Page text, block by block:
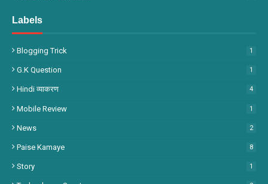
Labels
Blogging Trick 1
G.k Question 1
Hindi व्याकरण 4
Mobile Review 1
News 2
Paise Kamaye 8
Story 1